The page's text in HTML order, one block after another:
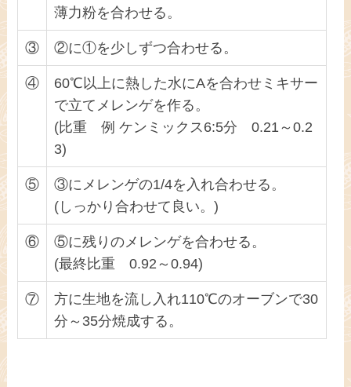
薄力粉を合わせる。
③ ②に①を少しずつ合わせる。
④
60℃以上に熱した水にAを合わせミキサー
で立てメレンゲを作る。
(比重 例 ケンミックス6:5分 0.21～0.2
3)
⑤
③にメレンゲの1/4を入れ合わせる。
(しっかり合わせて良い。)
⑥
⑤に残りのメレンゲを合わせる。
(最終比重 0.92～0.94)
⑦
方に生地を流し入れ110℃のオーブンで30
分～35分焼成する。